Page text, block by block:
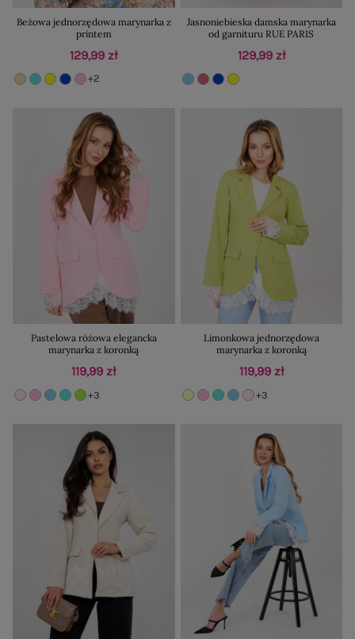
Beżowa jednorzędowa marynarka z
printem
129,99 zł
+2
Jasnoniebieska damska marynarka
od garnituru RUE PARIS
129,99 zł
Pastelowa różowa elegancka
marynarka z koronką
119,99 zł
+3
Limonkowa jednorzędowa
marynarka z koronką
119,99 zł
+3